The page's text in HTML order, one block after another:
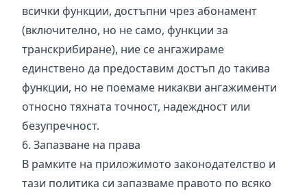
всички функции, достъпни чрез абонамент
(включително, но не само, функции за
транскрибиране), ние се ангажираме
единствено да предоставим достъп до такива
функции, но не поемаме никакви ангажименти
относно тяхната точност, надеждност или
безупречност.
6. Запазване на права
В рамките на приложимото законодателство и
тази политика си запазваме правото по всяко